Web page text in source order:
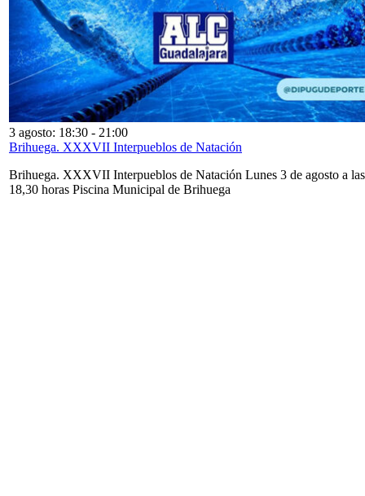
3 agosto: 18:30 - 21:00
Brihuega. XXXVII Interpueblos de Natación
Brihuega. XXXVII Interpueblos de Natación Lunes 3 de agosto a las
18,30 horas Piscina Municipal de Brihuega